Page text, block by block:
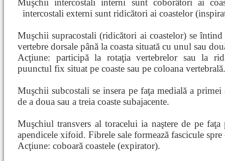
Muşchii intercostali interni sunt coborâtori ai
intercostali externi sunt ridicători ai coastelor
Muşchii supracostali (ridicători ai coastelor) se
vertebre dorsale până la coasta situată cu unul sau
Acţiune: participă la rotaţia vertebrelor sau la
puunctul fix situat pe coaste sau pe coloana vertebrală.
Muşchii subcostali se insera pe faţa medială a primei
de a doua sau a treia coaste subajacente.
Muşchiul transvers al toracelui ia naştere de pe
apendicele xifoid. Fibrele sale formează fascicule
Acţiune: coboară coastele (expirator).